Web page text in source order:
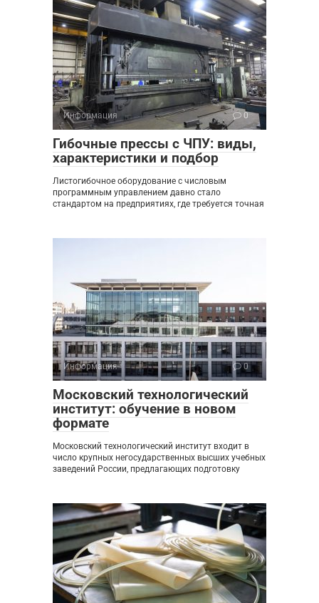
Информация 0
Гибочные прессы с ЧПУ: виды,
характеристики и подбор
Листогибочное оборудование с числовым
программным управлением давно стало
стандартом на предприятиях, где требуется точная
Информация 0
Московский технологический
институт: обучение в новом
формате
Московский технологический институт входит в
число крупных негосударственных высших учебных
заведений России, предлагающих подготовку